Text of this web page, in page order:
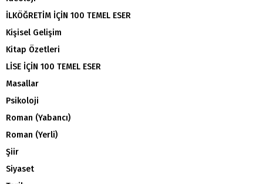
İLKÖĞRETİM İÇİN 100 TEMEL ESER
Kişisel Gelişim
Kitap Özetleri
LİSE İÇİN 100 TEMEL ESER
Masallar
Psikoloji
Roman (Yabancı)
Roman (Yerli)
Şiir
Siyaset